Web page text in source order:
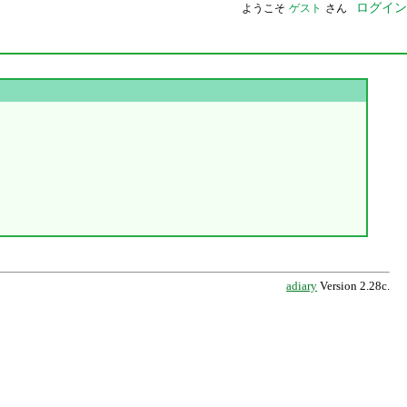
ようこそ ゲスト さん ログイン
adiary Version 2.28c.